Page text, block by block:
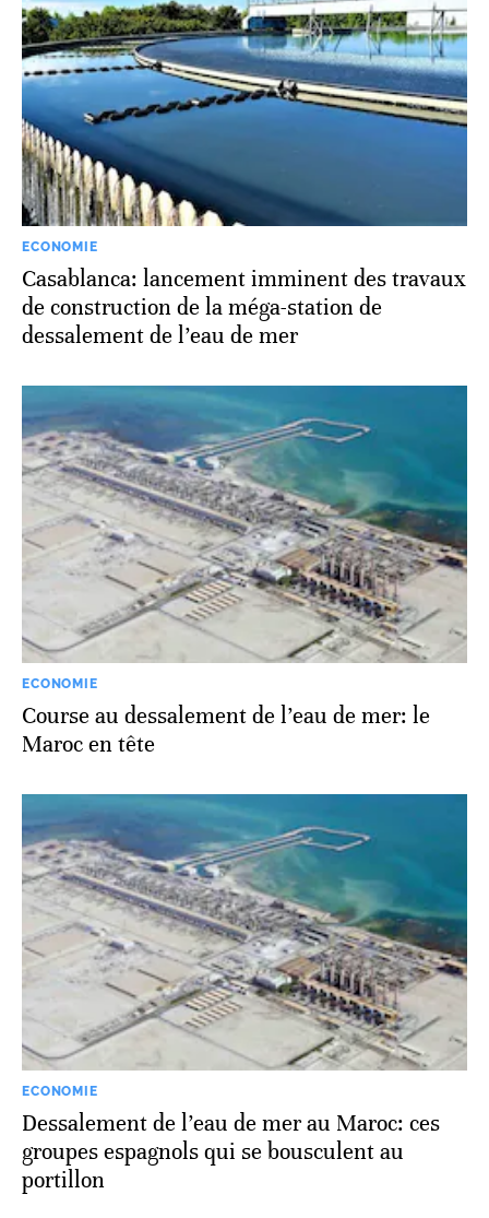
ECONOMIE
Casablanca: lancement imminent des travaux
de construction de la méga-station de
dessalement de l’eau de mer
ECONOMIE
Course au dessalement de l’eau de mer: le
Maroc en tête
ECONOMIE
Dessalement de l’eau de mer au Maroc: ces
groupes espagnols qui se bousculent au
portillon